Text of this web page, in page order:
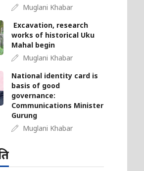
Muglani Khabar
Excavation, research
works of historical Uku
Mahal begin
Muglani Khabar
National identity card is
basis of good
governance:
Communications Minister
Gurung
Muglani Khabar